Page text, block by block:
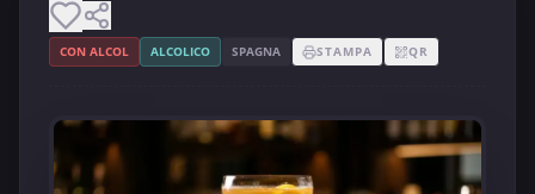
CON ALCOL ALCOLICO SPAGNA STAMPA QR